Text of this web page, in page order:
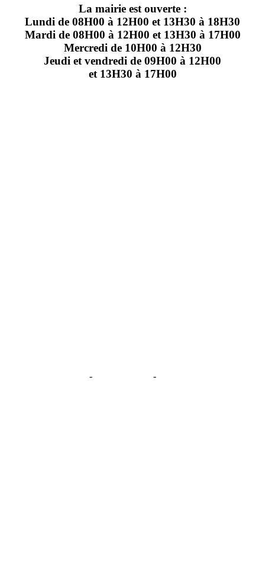
La mairie est ouverte :
Lundi de 08H00 à 12H00 et 13H30 à 18H30
Mardi de 08H00 à 12H00 et 13H30 à 17H00
Mercredi de 10H00 à 12H30
Jeudi et vendredi de 09H00 à 12H00
et 13H30 à 17H00
- -